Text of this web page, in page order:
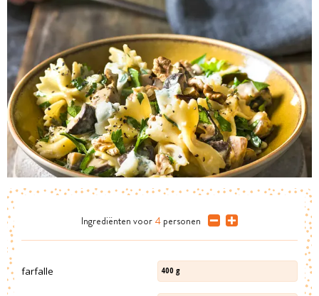
Ingrediënten voor 4 personen
farfalle 400 g